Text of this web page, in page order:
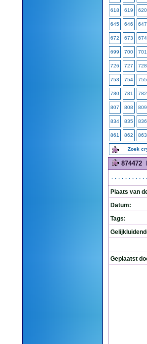
618 619 620
645 646 647
672 673 674
699 700 701
726 727 728
753 754 755
780 781 782
807 808 809
834 835 836
861 862 863
Zoek
874472
Plaats van
Datum:
Tags:
Geplaatst